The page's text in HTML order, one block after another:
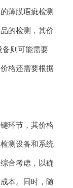
薄膜瑕疵检测
的检测，其价
则可能需要
格还需要根据
环节，其价格
测设备和系统
合考虑，以确
本。同时，随